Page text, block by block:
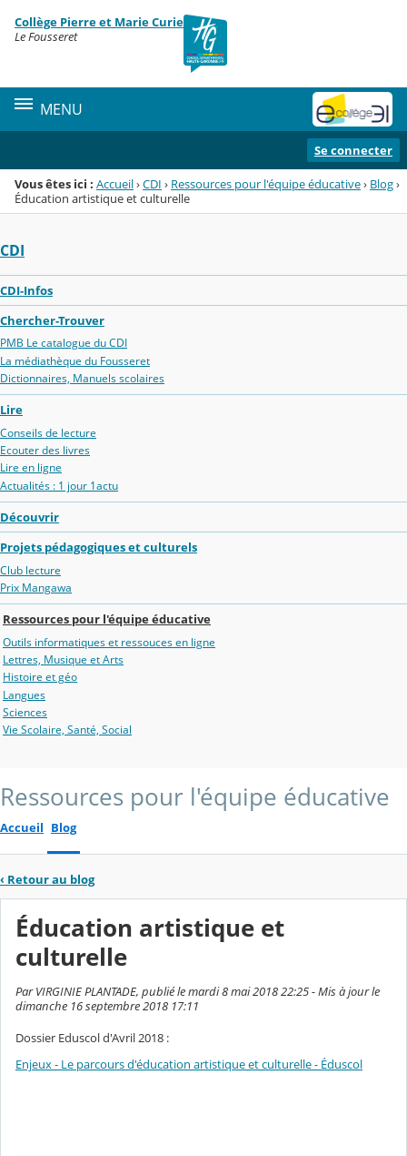
Menu de la rubrique
Contenu
Collège Pierre et Marie Curie
Le Fousseret
MENU
Se connecter
Vous êtes ici : Accueil›CDI › Ressources pour l'équipe éducative› Blog›
Éducation artistique et culturelle
CDI
CDI-Infos
Chercher-Trouver
PMB Le catalogue du CDI
La médiathèque du Fousseret
Dictionnaires, Manuels scolaires
Lire
Conseils de lecture
Ecouter des livres
Lire en ligne
Actualités : 1 jour 1actu
Découvrir
Projets pédagogiques et culturels
Club lecture
Prix Mangawa
Ressources pour l'équipe éducative
Outils informatiques et ressouces en ligne
Lettres, Musique et Arts
Histoire et géo
Langues
Sciences
Vie Scolaire, Santé, Social
Ressources pour l'équipe éducative
Accueil Blog
‹ Retour au blog
Éducation artistique et
culturelle
Par VIRGINIE PLANTADE, publié le mardi 8 mai 2018 22:25 - Mis à jour le
dimanche 16 septembre 2018 17:11
Dossier Eduscol d'Avril 2018 :
Enjeux - Le parcours d'éducation artistique et culturelle - Éduscol